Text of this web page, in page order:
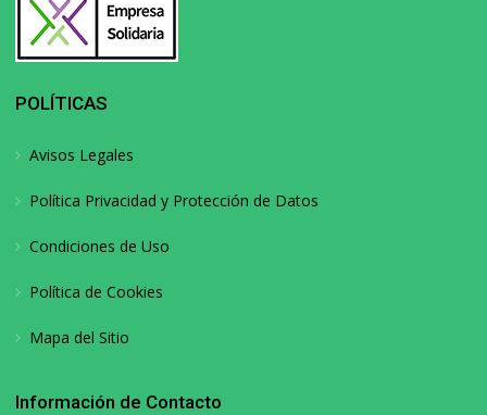
POLÍTICAS
Avisos Legales
Política Privacidad y Protección de Datos
Condiciones de Uso
Política de Cookies
Mapa del Sitio
Información de Contacto